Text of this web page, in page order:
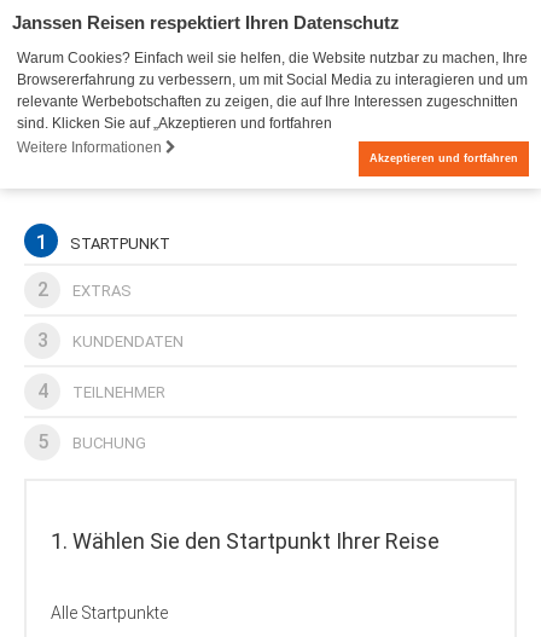
Janssen Reisen respektiert Ihren Datenschutz
Warum Cookies? Einfach weil sie helfen, die Website nutzbar zu machen, Ihre
Browsererfahrung zu verbessern, um mit Social Media zu interagieren und um
relevante Werbebotschaften zu zeigen, die auf Ihre Interessen zugeschnitten
sind. Klicken Sie auf „Akzeptieren und fortfahren
Weitere Informationen
Akzeptieren und fortfahren
1 STARTPUNKT
2 EXTRAS
3 KUNDENDATEN
4 TEILNEHMER
5 BUCHUNG
1. Wählen Sie den Startpunkt Ihrer Reise
Alle Startpunkte